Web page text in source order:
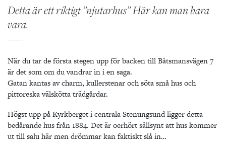
Detta är ett riktigt ”njutarhus” Här kan man bara
vara.
När du tar de första stegen upp för backen till Båtsmansvägen 7
är det som om du vandrar in i en saga.
Gatan kantas av charm, kullerstenar och söta små hus och
pittoreska välskötta trädgårdar.
Högst upp på Kyrkberget i centrala Stenungsund ligger detta
bedårande hus från 1884. Det är oerhört sällsynt att hus kommer
ut till salu här men drömmar kan faktiskt slå in…